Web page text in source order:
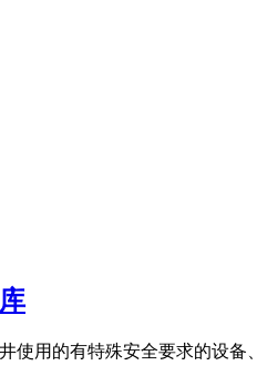
用的有特殊安全要求的设